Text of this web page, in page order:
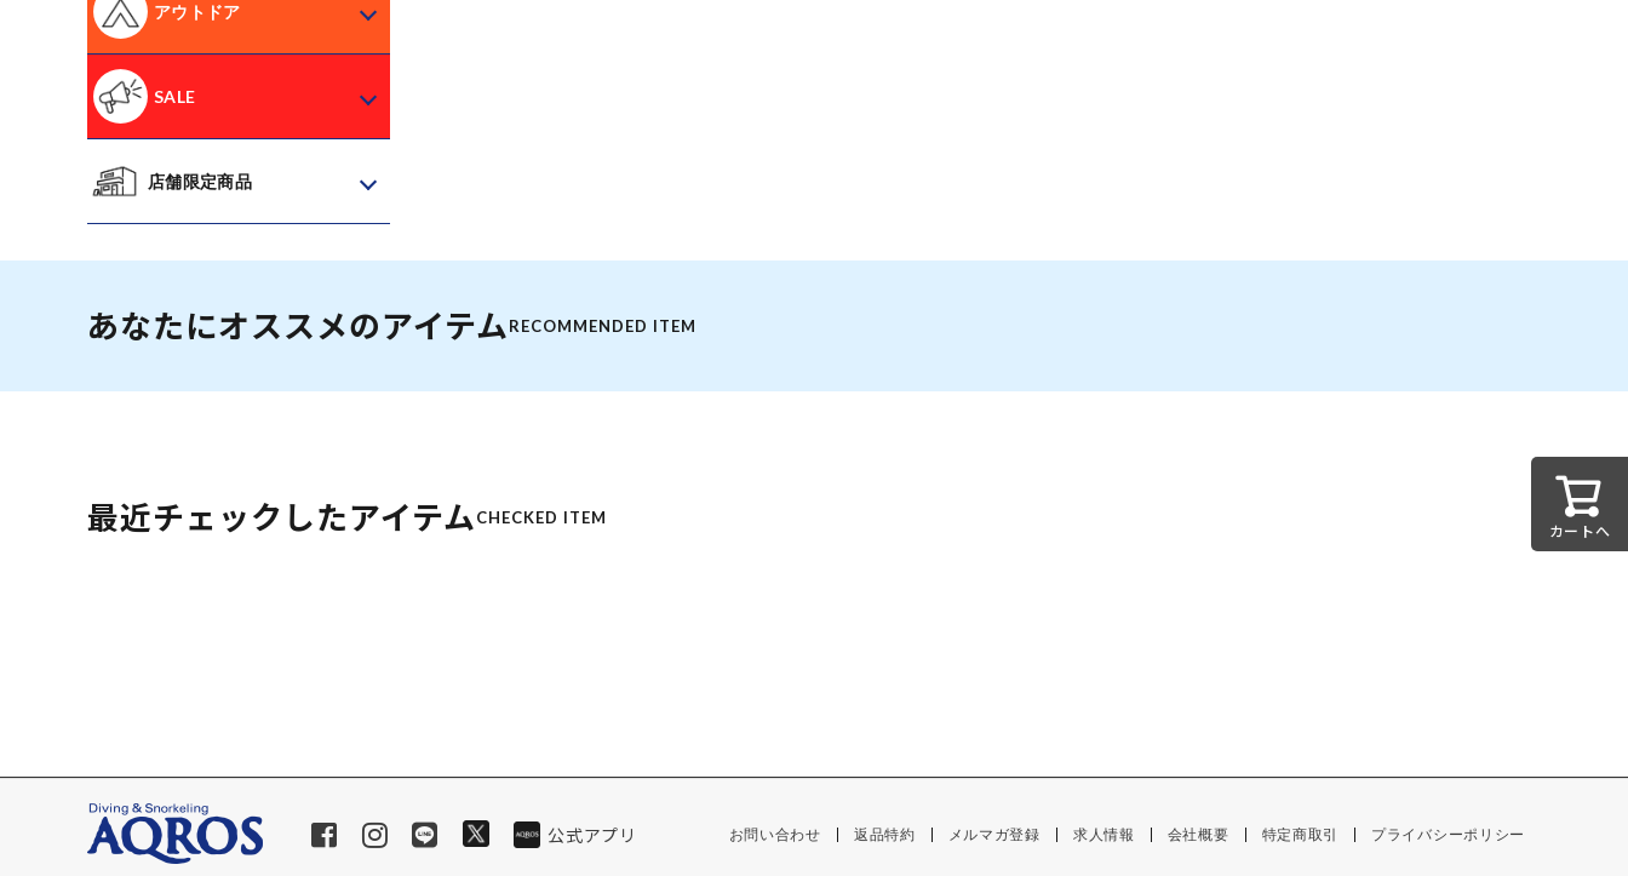
アウトドア
SALE
店舗限定商品
あなたにオススメのアイテムRECOMMENDED ITEM
最近チェックしたアイテムCHECKED ITEM
カートへ
公式アプリ お問い合わせ 返品特約 メルマガ登録 求人情報 会社概要 特定商取引 プライバシーポリシー